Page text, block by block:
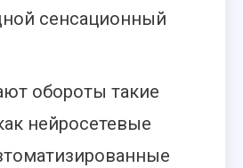
сенсационный
обороты такие
нейросетевые